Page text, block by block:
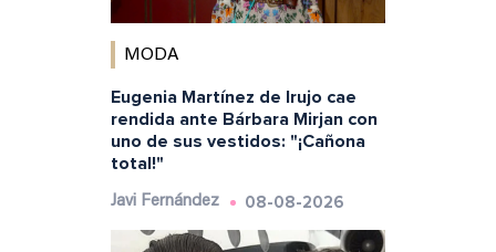
MODA
Eugenia Martínez de Irujo cae
rendida ante Bárbara Mirjan con
uno de sus vestidos: "¡Cañona
total!"
Javi Fernández 08-08-2026